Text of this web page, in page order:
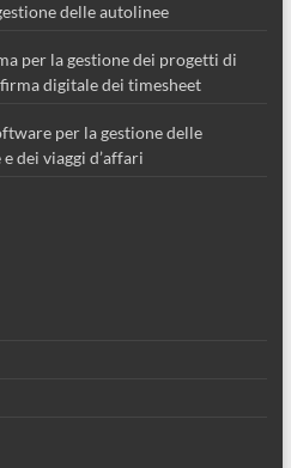
delle autolinee
per la gestione dei progetti di
digitale dei timesheet
per la gestione delle
dei viaggi d’affari